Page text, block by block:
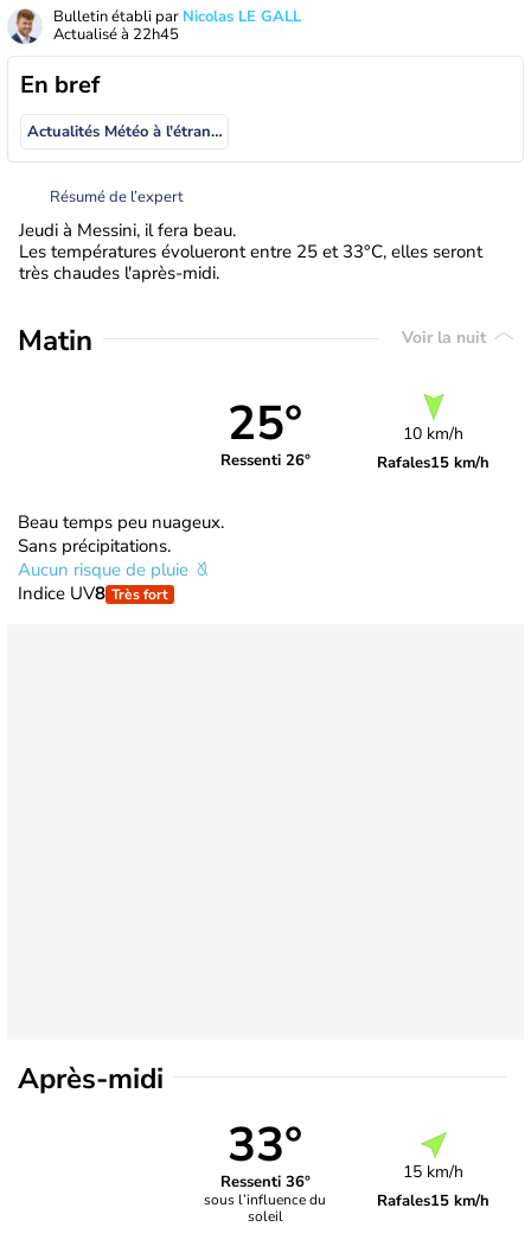
Bulletin établi par Nicolas LE GALL
Actualisé à 22h45
En bref
Actualités Météo à l'étranger
Résumé de l’expert
Jeudi à Messini, il fera beau.
Les températures évolueront entre 25 et 33°C, elles seront
très chaudes l'après-midi.
Matin Voir la nuit
25°
Ressenti 26°
10 km/h
Rafales15 km/h
Beau temps peu nuageux.
Sans précipitations.
Aucun risque de pluie
Indice UV8 Très fort
Après-midi
33°
Ressenti 36°
sous l’influence du
soleil
15 km/h
Rafales15 km/h